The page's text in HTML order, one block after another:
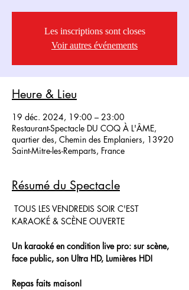
Les inscriptions sont closes
Voir autres événements
Heure & Lieu
19 déc. 2024, 19:00 – 23:00
Restaurant-Spectacle DU COQ À L'ÂME,
quartier des, Chemin des Emplaniers, 13920
Saint-Mitre-les-Remparts, France
Résumé du Spectacle
TOUS LES VENDREDIS SOIR C'EST
KARAOKÉ & SCÈNE OUVERTE
Un karaoké en condition live pro: sur scène,
face public, son Ultra HD, Lumières HD!
Repas faits maison!